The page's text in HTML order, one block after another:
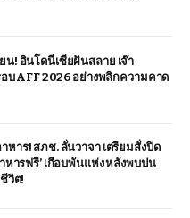
! อินโดนีเซียฝันสลาย เจ๊า
อบ AFF 2026 อย่างพลิกความคาด
าร! สภช. ลั่นวาจา เตรียมสั่งปิด
หารฟรี’ เกือบพันแห่ง หลังพบปน
วิต!